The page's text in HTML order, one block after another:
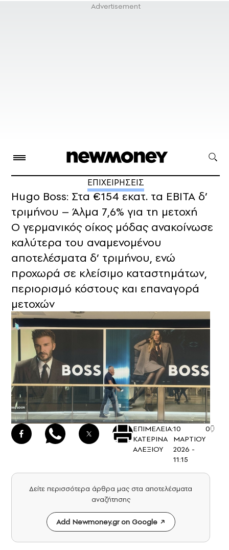
ΕΠΙΧΕΙΡΗΣΕΙΣ
Hugo Boss: Στα €154 εκατ. τα EBITA δ’
τριμήνου – Άλμα 7,6% για τη μετοχή
Ο γερμανικός οίκος μόδας ανακοίνωσε
καλύτερα του αναμενομένου
αποτελέσματα δ’ τριμήνου, ενώ
προχωρά σε κλείσιμο καταστημάτων,
περιορισμό κόστους και επαναγορά
μετοχών
ΕΠΙΜΕΛΕΙΑ:
ΚΑΤΕΡΙΝΑ
ΑΛΕΞΙΟΥ
10
ΜΑΡΤΙΟΥ
2026 -
11:15
0
Δείτε περισσότερα άρθρα μας στα αποτελέσματα
αναζήτησης
Add Newmoney.gr on Google